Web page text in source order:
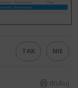
TAK NIE
drukuj